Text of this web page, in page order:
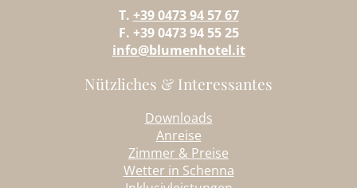
T. +39 0473 94 57 67
F. +39 0473 94 55 25
info@blumenhotel.it
Nützliches & Interessantes
Downloads
Anreise
Zimmer & Preise
Wetter in Schenna